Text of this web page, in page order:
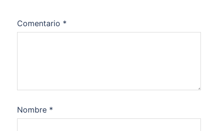
Comentario *
Nombre *